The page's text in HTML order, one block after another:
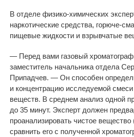
В отделе физико-химических
наркотические средства, горюче-
пищевые жидкости и взрывчатые
— Перед вами газовый
заместитель начальника отдела
Припадчев. — Он способен
и концентрацию исследуемой смеси
веществ. В среднем анализ одной
до 35 минут. Эксперт должен
проанализировать чистое
сравнить его с полученной